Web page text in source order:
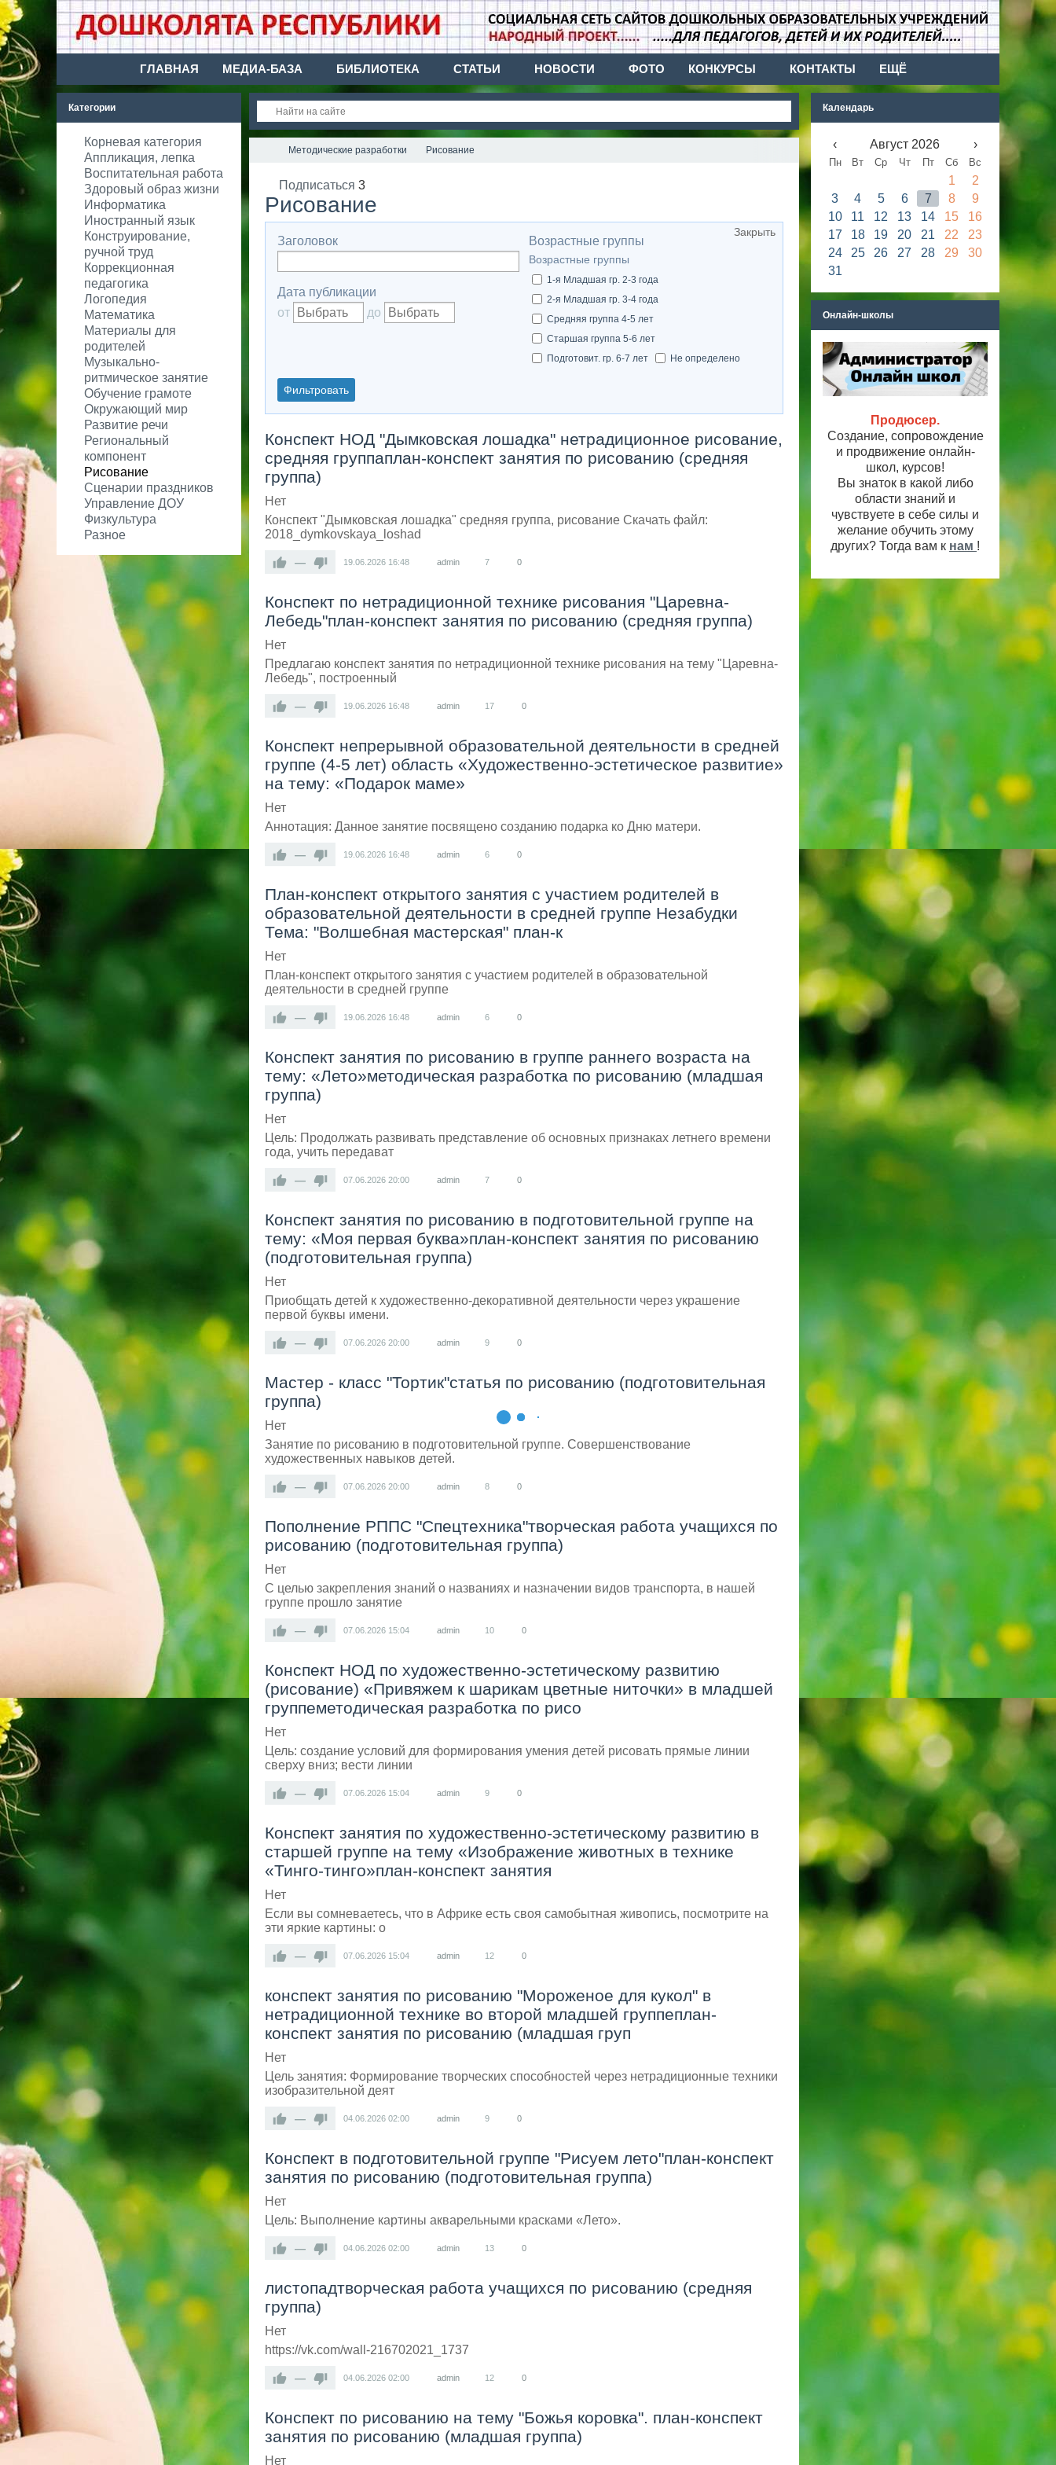
ГЛАВНАЯ МЕДИА-БАЗА БИБЛИОТЕКА СТАТЬИ НОВОСТИ ФОТО КОНКУРСЫ КОНТАКТЫ ЕЩЁ
Методические разработки Рисование
Подписаться 3
Рисование
Закрыть
Заголовок Возрастные группы
Возрастные группы
1-я Младшая гр. 2-3 года
2-я Младшая гр. 3-4 года
Средняя группа 4-5 лет
Старшая группа 5-6 лет
Подготовит. гр. 6-7 лет
Не определено
Дата публикации
от
до
Фильтровать
Конспект НОД "Дымковская лошадка" нетрадиционное рисование,
средняя группаплан-конспект занятия по рисованию (средняя
группа)
Нет
Конспект "Дымковская лошадка" средняя группа, рисование Скачать файл:
2018_dymkovskaya_loshad
— 19.06.2026 16:48 admin 7 0
Конспект по нетрадиционной технике рисования "Царевна-
Лебедь"план-конспект занятия по рисованию (средняя группа)
Нет
Предлагаю конспект занятия по нетрадиционной технике рисования на тему "Царевна-
Лебедь", построенный
— 19.06.2026 16:48 admin 17 0
Конспект непрерывной образовательной деятельности в средней
группе (4-5 лет) область «Художественно-эстетическое развитие»
на тему: «Подарок маме»
Нет
Аннотация: Данное занятие посвящено созданию подарка ко Дню матери.
— 19.06.2026 16:48 admin 6 0
План-конспект открытого занятия с участием родителей в
образовательной деятельности в средней группе Незабудки
Тема: "Волшебная мастерская" план-к
Нет
План-конспект открытого занятия с участием родителей в образовательной
деятельности в средней группе
— 19.06.2026 16:48 admin 6 0
Конспект занятия по рисованию в группе раннего возраста на
тему: «Лето»методическая разработка по рисованию (младшая
группа)
Нет
Цель: Продолжать развивать представление об основных признаках летнего времени
года, учить передават
— 07.06.2026 20:00 admin 7 0
Конспект занятия по рисованию в подготовительной группе на
тему: «Моя первая буква»план-конспект занятия по рисованию
(подготовительная группа)
Нет
Приобщать детей к художественно‑декоративной деятельности через украшение
первой буквы имени.
— 07.06.2026 20:00 admin 9 0
Мастер - класс "Тортик"статья по рисованию (подготовительная
группа)
Нет
Занятие по рисованию в подготовительной группе. Совершенствование
художественных навыков детей.
— 07.06.2026 20:00 admin 8 0
Пополнение РППС "Спецтехника"творческая работа учащихся по
рисованию (подготовительная группа)
Нет
С целью закрепления знаний о названиях и назначении видов транспорта, в нашей
группе прошло занятие
— 07.06.2026 15:04 admin 10 0
Конспект НОД по художественно-эстетическому развитию
(рисование) «Привяжем к шарикам цветные ниточки» в младшей
группеметодическая разработка по рисо
Нет
Цель: создание условий для формирования умения детей рисовать прямые линии
сверху вниз; вести линии
— 07.06.2026 15:04 admin 9 0
Конспект занятия по художественно-эстетическому развитию в
старшей группе на тему «Изображение животных в технике
«Тинго-тинго»план-конспект занятия
Нет
Если вы сомневаетесь, что в Африке есть своя самобытная живопись, посмотрите на
эти яркие картины: о
— 07.06.2026 15:04 admin 12 0
конспект занятия по рисованию "Мороженое для кукол" в
нетрадиционной технике во второй младшей группеплан-
конспект занятия по рисованию (младшая груп
Нет
Цель занятия: Формирование творческих способностей через нетрадиционные техники
изобразительной деят
— 04.06.2026 02:00 admin 9 0
Конспект в подготовительной группе "Рисуем лето"план-конспект
занятия по рисованию (подготовительная группа)
Нет
Цель: Выполнение картины акварельными красками «Лето».
— 04.06.2026 02:00 admin 13 0
листопадтворческая работа учащихся по рисованию (средняя
группа)
Нет
https://vk.com/wall-216702021_1737
— 04.06.2026 02:00 admin 12 0
Конспект по рисованию на тему "Божья коровка". план-конспект
занятия по рисованию (младшая группа)
Нет
Категории
Корневая категория
Аппликация, лепка
Воспитательная работа
Здоровый образ жизни
Информатика
Иностранный язык
Конструирование,
ручной труд
Коррекционная
педагогика
Логопедия
Математика
Материалы для
родителей
Музыкально-
ритмическое занятие
Обучение грамоте
Окружающий мир
Развитие речи
Региональный
компонент
Рисование
Сценарии праздников
Управление ДОУ
Физкультура
Разное
Календарь
‹ Август 2026 ›
Пн Вт Ср Чт Пт Сб Вс
1
2
3
4 5 6 7 8
9
10
11 12 13 14 15
16
17
18 19 20 21 22
23
24
25 26 27 28 29
30
31
Онлайн-школы
Продюсер.
Создание, сопровождение
и продвижение онлайн-
школ, курсов!
Вы знаток в какой либо
области знаний и
чувствуете в себе силы и
желание обучить этому
других? Тогда вам к нам !